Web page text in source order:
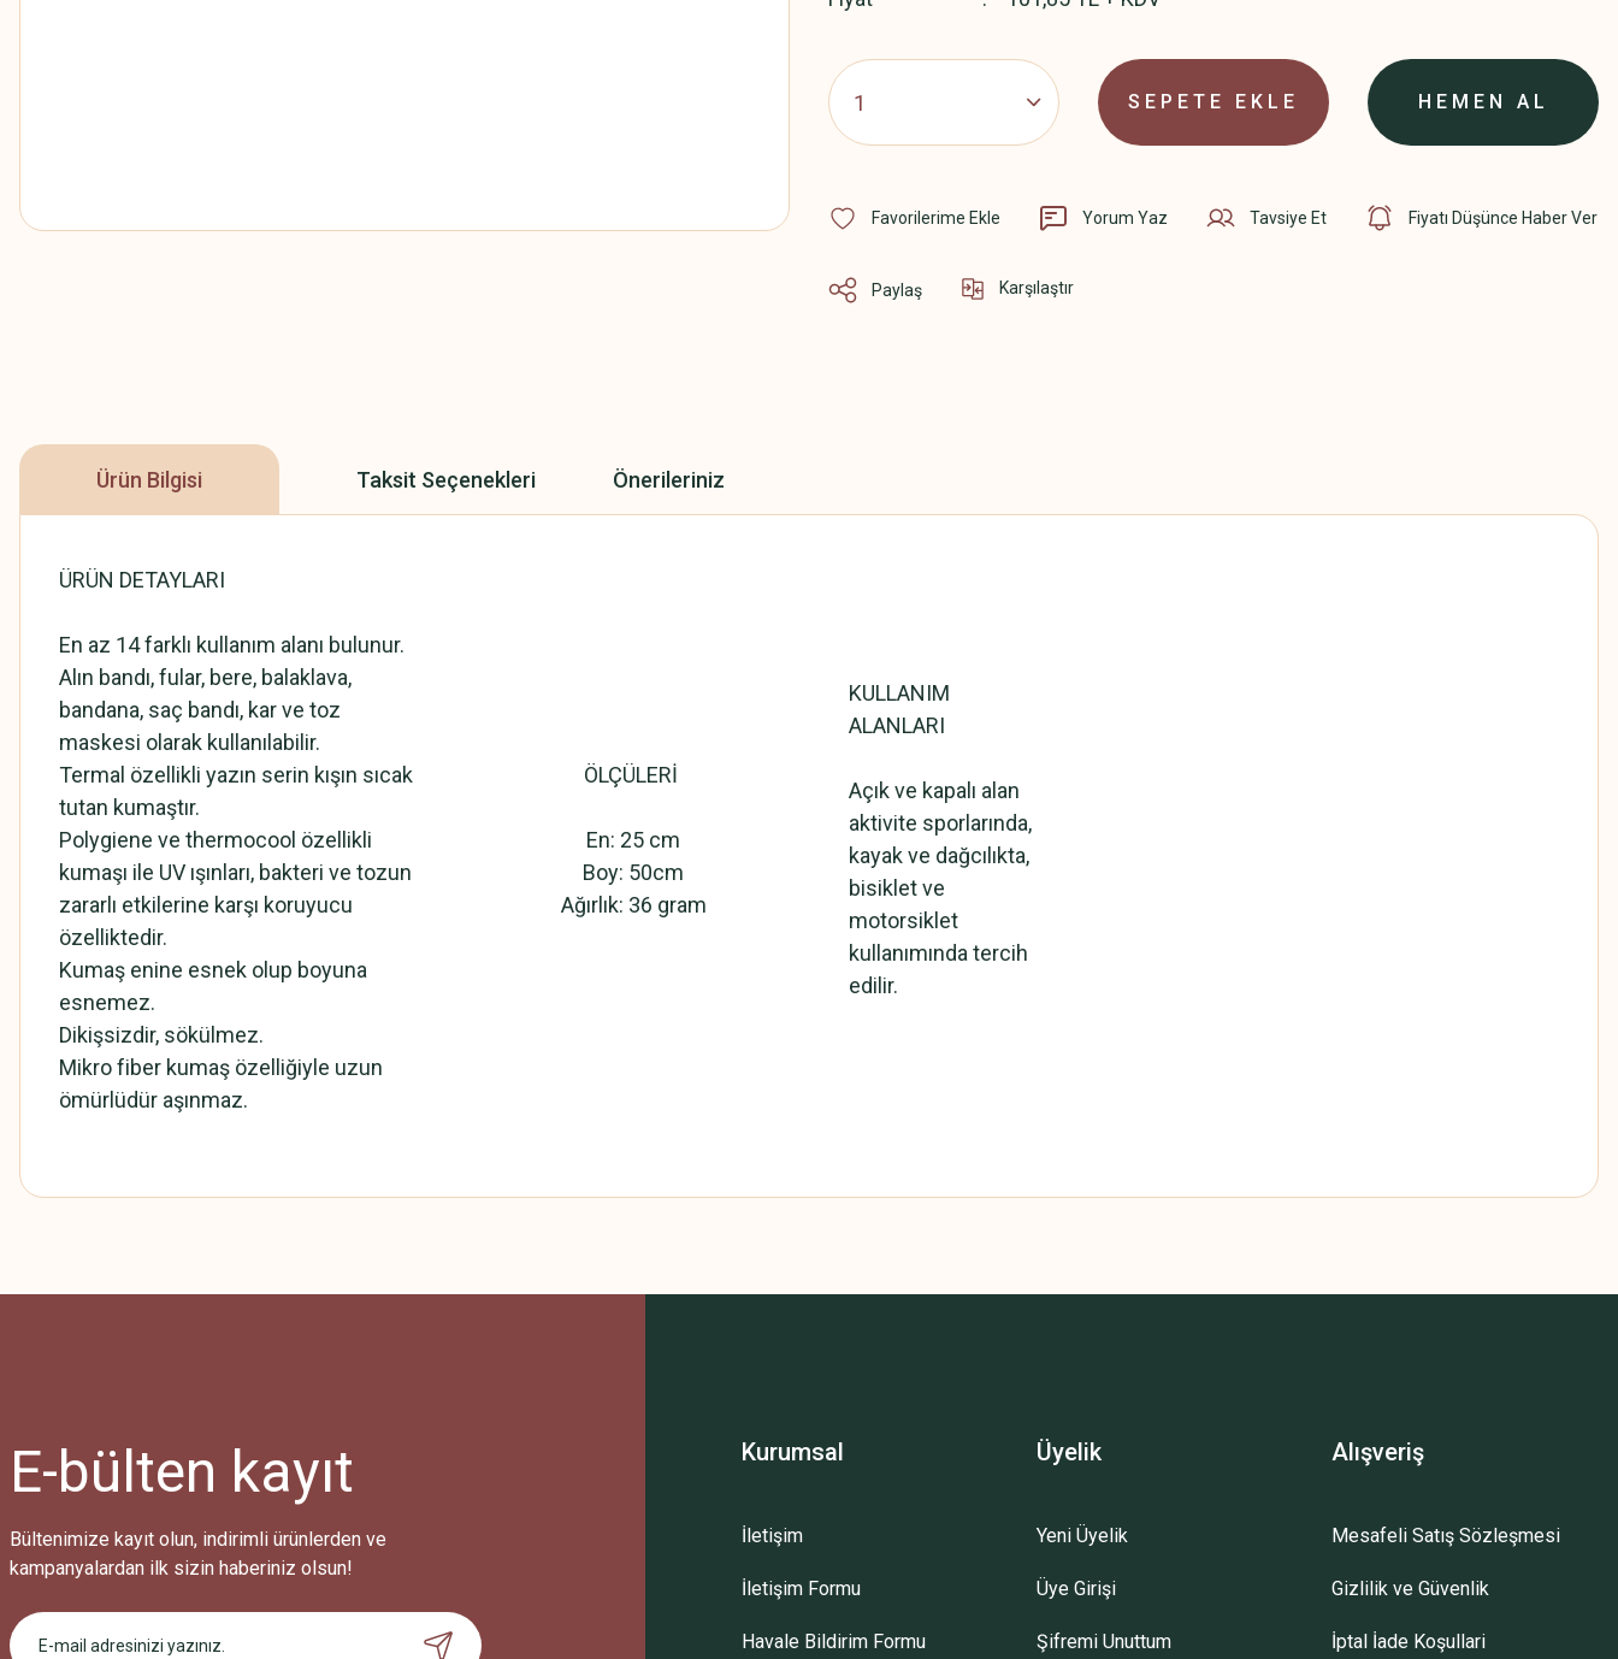
SEPETE EKLE HEMEN AL
Yorum Yaz Tavsiye Et Fiyatı Düşünce Haber Ver
Paylaş Karşılaştır
Ürün Bilgisi Taksit Seçenekleri Önerileriniz
ÜRÜN DETAYLARI
En az 14 farklı kullanım alanı bulunur.
Alın bandı, fular, bere, balaklava,
bandana, saç bandı, kar ve toz
maskesi olarak kullanılabilir.
Termal özellikli yazın serin kışın sıcak
tutan kumaştır.
Polygiene ve thermocool özellikli
kumaşı ile UV ışınları, bakteri ve tozun
zararlı etkilerine karşı koruyucu
özelliktedir.
Kumaş enine esnek olup boyuna
esnemez.
Dikişsizdir, sökülmez.
Mikro fiber kumaş özelliğiyle uzun
ömürlüdür aşınmaz.
ÖLÇÜLERİ
En: 25 cm
Boy: 50cm
Ağırlık: 36 gram
KULLANIM
ALANLARI
Açık ve kapalı alan
aktivite sporlarında,
kayak ve dağcılıkta,
bisiklet ve
motorsiklet
kullanımında tercih
edilir.
Bu ürüne benzer farklı alternatifler olmalı.
Gönder
E-bülten kayıt
Bültenimize kayıt olun, indirimli ürünlerden ve
kampanyalardan ilk sizin haberiniz olsun!
Kurumsal
İletişim
İletişim Formu
Havale Bildirim Formu
Üyelik
Yeni Üyelik
Üye Girişi
Şifremi Unuttum
Alışveriş
Mesafeli Satış Sözleşmesi
Gizlilik ve Güvenlik
İptal İade Koşullari